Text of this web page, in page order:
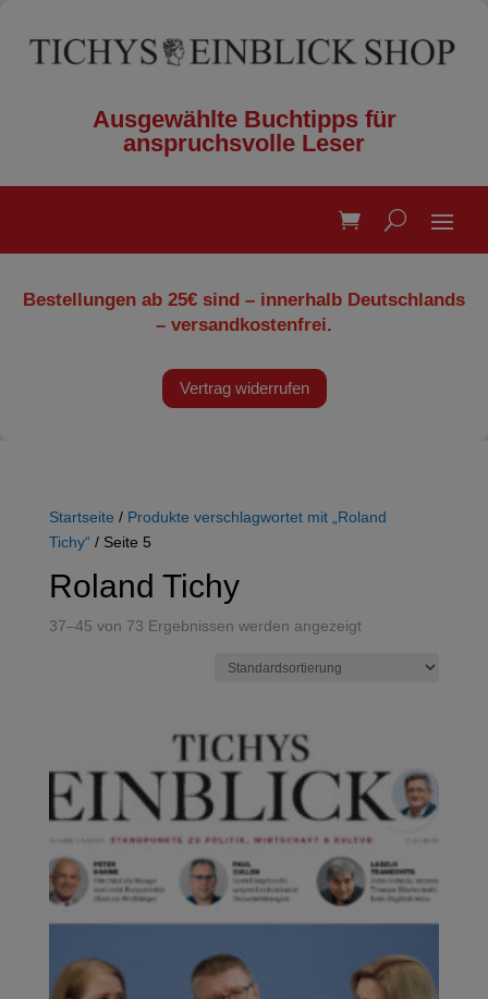
Ausgewählte Buchtipps für
anspruchsvolle Leser
Bestellungen ab 25€ sind – innerhalb Deutschlands
– versandkostenfrei.
Vertrag widerrufen
Startseite / Produkte verschlagwortet mit „Roland
Tichy“ / Seite 5
Roland Tichy
37–45 von 73 Ergebnissen werden angezeigt